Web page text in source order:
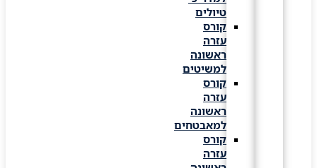
טיולים
קורס
עזרה
ראשונה
למשיטים
קורס
עזרה
ראשונה
למאבטחים
קורס
עזרה